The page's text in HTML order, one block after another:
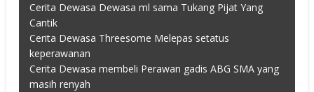
Cerita Dewasa Dewasa ml sama Tukang Pijat Yang
Cantik
Cerita Dewasa Threesome Melepas setatus
keperawanan
Cerita Dewasa membeli Perawan gadis ABG SMA yang
masih renyah